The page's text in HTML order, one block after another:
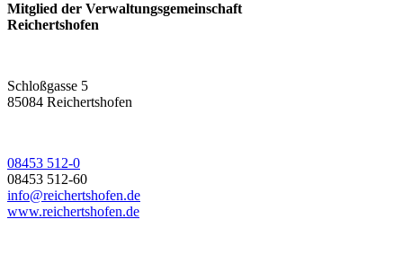
Mitglied der Verwaltungsgemeinschaft
Reichertshofen
Schloßgasse 5
85084 Reichertshofen
08453 512-0
08453 512-60
info@reichertshofen.de
www.reichertshofen.de